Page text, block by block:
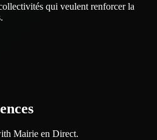
qui veulent renforcer la
Mairie en Direct.